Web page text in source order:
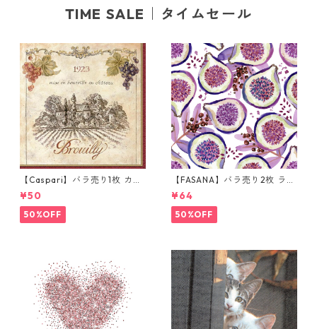
TIME SALE｜タイムセール
【Caspari】バラ売り1枚 カク
テルサイズ ペーパーナプキン
Wine Labels ベージュ
¥50
50%OFF
【FASANA】バラ売り2枚 ラン
チサイズ ペーパーナプキン Fr
esh passion fruits ホワイト
¥64
50%OFF